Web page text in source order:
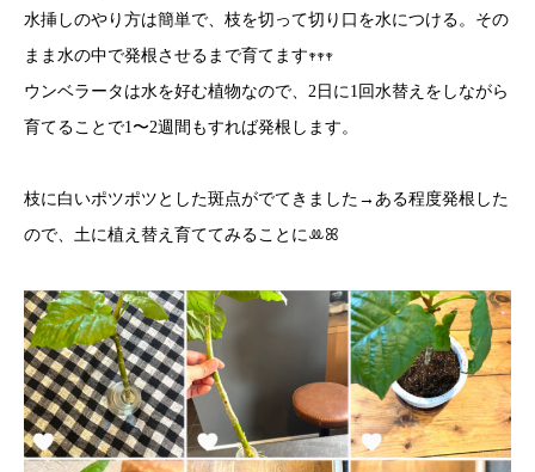
水挿しのやり方は簡単で、枝を切って切り口を水につける。その
まま水の中で発根させるまで育てます𖥧𖥧𖥧
ウンベラータは水を好む植物なので、2日に1回水替えをしながら
育てることで1〜2週間もすれば発根します。
枝に白いポツポツとした斑点がでてきました→ある程度発根した
ので、土に植え替え育ててみることにꔛꕤ